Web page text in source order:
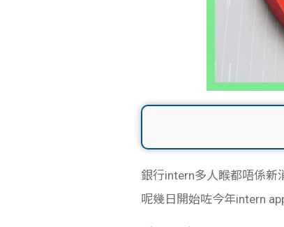
銀行intern多人 睺都唔係新
呢幾日開始咗今年intern